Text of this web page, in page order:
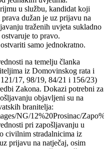
u službu, kandidat koji
dužan je uz prijavu na
traženih uvjeta sukladno
to pravo.
samo jednokratno.
na temelju članka
iz Domovinskog rata i
17, 98/19, 84/21 i 156/23)
Zakona. Dokazi potrebni za
objavljeni su na
branitelja:
NG/12%20Prosinac/
pri zapošljavanju u
civilnim stradalnicima iz
prijavu na natječaj, osim